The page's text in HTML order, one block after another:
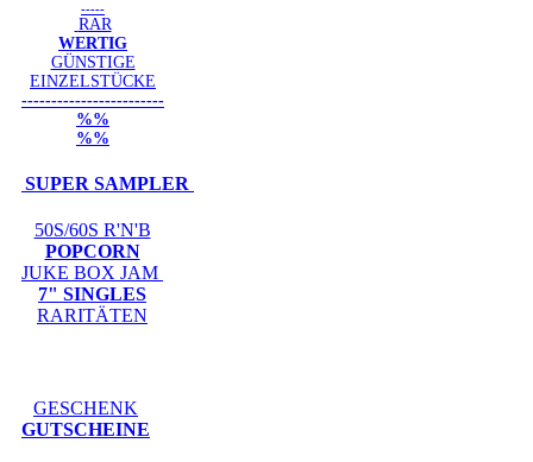
-----
RAR
WERTIG
GÜNSTIGE
EINZELSTÜCKE
------------------------
%%
%%
SUPER SAMPLER
50S/60S R'N'B
POPCORN
JUKE BOX JAM
7" SINGLES
RARITÄTEN
GESCHENK
GUTSCHEINE